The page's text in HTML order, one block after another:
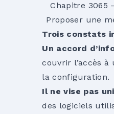
Chapitre 3065
Proposer une
Trois constats
Un accord
couvrir l’accès
la configuration.
Il ne vise pas
des logiciels